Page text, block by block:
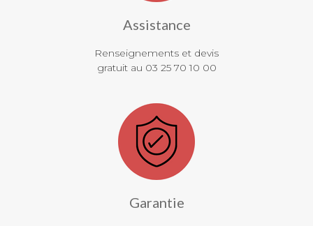
Assistance
Renseignements et devis
gratuit au 03 25 70 10 00
Garantie